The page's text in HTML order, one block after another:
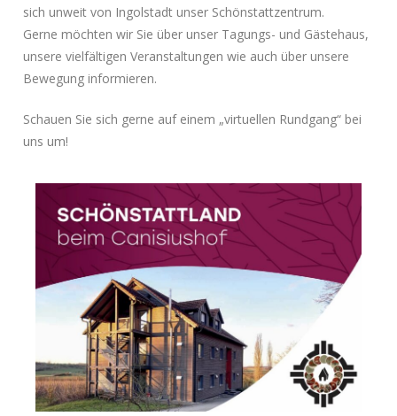
sich unweit von Ingolstadt unser Schönstattzentrum.
Gerne möchten wir Sie über unser Tagungs- und Gästehaus,
unsere vielfältigen Veranstaltungen wie auch über unsere
Bewegung informieren.
Schauen Sie sich gerne auf einem „virtuellen Rundgang“ bei
uns um!